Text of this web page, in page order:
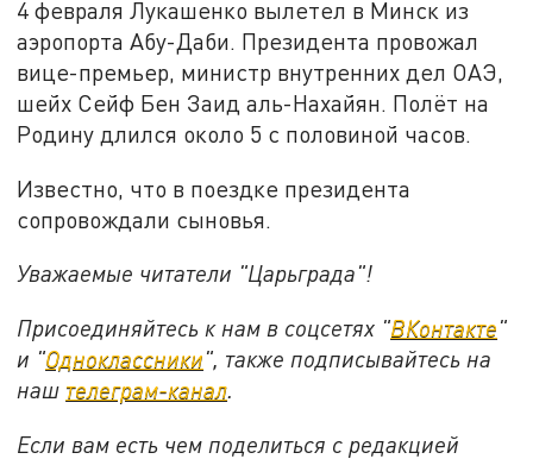
4 февраля Лукашенко вылетел в Минск из
аэропорта Абу-Даби. Президента провожал
вице-премьер, министр внутренних дел ОАЭ,
шейх Сейф Бен Заид аль-Нахайян. Полёт на
Родину длился около 5 с половиной часов.
Известно, что в поездке президента
сопровождали сыновья.
Уважаемые читатели "Царьграда"!
Присоединяйтесь к нам в соцсетях "ВКонтакте"
и "Одноклассники", также подписывайтесь на
наш телеграм-канал.
Если вам есть чем поделиться с редакцией